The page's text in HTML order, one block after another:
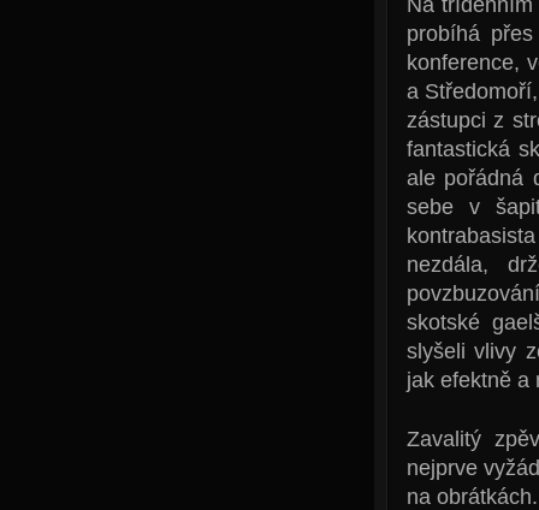
probíhá
konference,
a
zástupci z
fantastická
ale pořádná
sebe v
nezdála,
skotské
slyšeli vlivy
jak efektně a
Zavalitý
nejprve
na